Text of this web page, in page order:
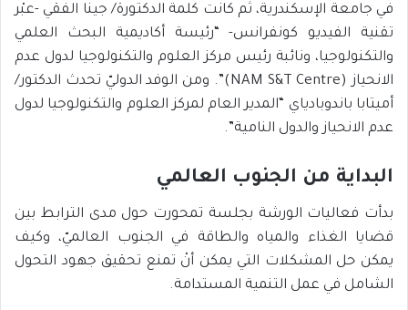
في جامعة الإسكندرية، ثم كانت كلمة الدكتورة/ جينا الفقي -عبْر
تقنية الفيديو كونفرانس- “رئيسة أكاديمية البحث العلمي
والتكنولوجيا، ونائبة رئيس مركز العلوم والتكنولوجيا لدول عدم
الانحياز (NAM S&T Centre)”. ومن الوفد الدوليّ تحدث الدكتور/
أميتابا باندوبادياي “المدير العام لمركز العلوم والتكنولوجيا لدول
عدم الانحياز والدول النامية”.
البداية من الجنوب العالمي
بدأت فعاليات الورشة بجلسة تمحورت حول مدى الترابط بين
قضايا الغذاء والمياه والطاقة في الجنوب العالميّ، وكيف
يمكن حل المشكلات التي يمكن أنْ تمنع تحقيق جهود التحول
الشامل في عمل التنمية المستدامة.